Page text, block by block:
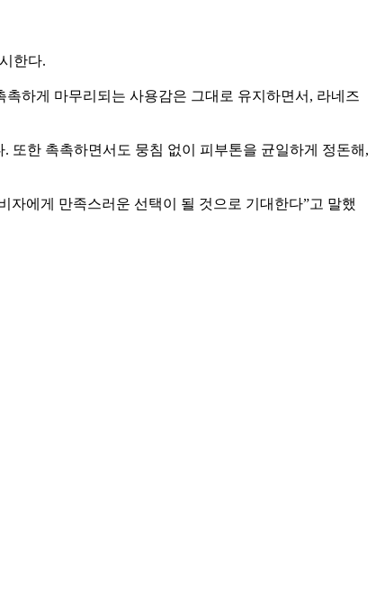
한다.
하게 마무리되는 사용감은 그대로 유지하면서, 라네즈
또한 촉촉하면서도 뭉침 없이 피부톤을 균일하게 정돈해,
에게 만족스러운 선택이 될 것으로 기대한다”고 말했